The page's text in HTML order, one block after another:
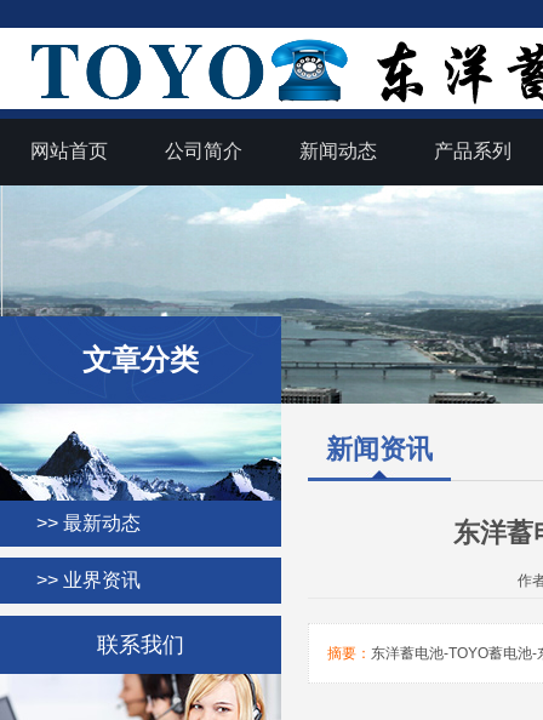
网站首页 公司简介 新闻动态 产品系列
联系我们
文章分类
>> 最新动态
>> 业界资讯
新闻资讯
东洋蓄
作
摘要： 东洋蓄电池-TOYO蓄电池